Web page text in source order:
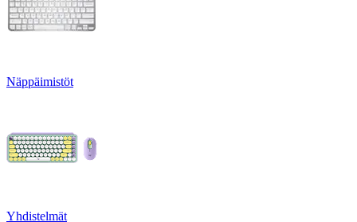
Näppäimistöt
Yhdistelmät